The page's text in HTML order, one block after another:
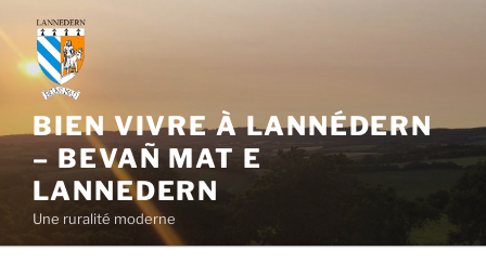
contenu
principal
BIEN VIVRE À LANNÉDERN
– BEVAÑ MAT E
LANNEDERN
Une ruralité moderne